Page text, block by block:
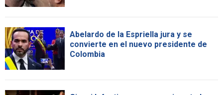
Abelardo de la Espriella jura y se
convierte en el nuevo presidente de
Colombia